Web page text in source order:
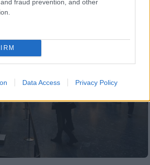
fraud prevention, and other
Data Access Privacy Policy